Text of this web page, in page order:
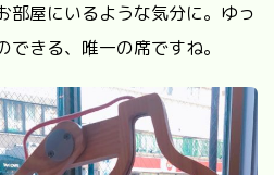
部屋にいるような気分に。ゆっ
きる、唯一の席ですね。